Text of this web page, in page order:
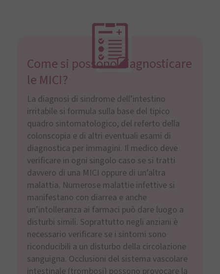
Come si possono diagnosticare
le MICI?
La diagnosi di sindrome dell’intestino
irritabile si formula sulla base del tipico
quadro sintomatologico, del referto della
colonscopia e di altri eventuali esami di
diagnostica per immagini. Il medico deve
verificare in ogni singolo caso se si tratti
davvero di una MICI oppure di un’altra
malattia. Numerose malattie infettive si
manifestano con diarrea e anche
un’intolleranza ai farmaci può dare luogo a
disturbi simili. Soprattutto negli anziani è
necessario verificare se i sintomi sono
riconducibili a un disturbo della circolazione
sanguigna. Occlusioni del sistema vascolare
intestinale (trombosi) possono provocare la